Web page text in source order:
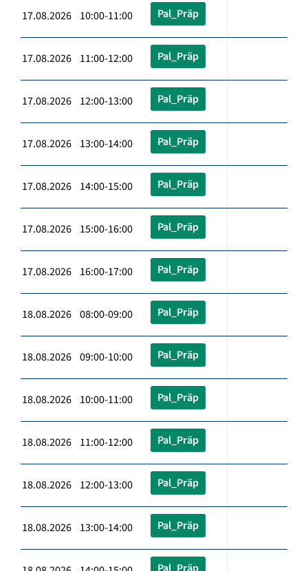
17.08.2026 10:00-11:00 Pal_Präp
17.08.2026 11:00-12:00 Pal_Präp
17.08.2026 12:00-13:00 Pal_Präp
17.08.2026 13:00-14:00 Pal_Präp
17.08.2026 14:00-15:00 Pal_Präp
17.08.2026 15:00-16:00 Pal_Präp
17.08.2026 16:00-17:00 Pal_Präp
18.08.2026 08:00-09:00 Pal_Präp
18.08.2026 09:00-10:00 Pal_Präp
18.08.2026 10:00-11:00 Pal_Präp
18.08.2026 11:00-12:00 Pal_Präp
18.08.2026 12:00-13:00 Pal_Präp
18.08.2026 13:00-14:00 Pal_Präp